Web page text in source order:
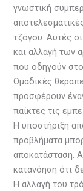
γνωστική
τζόγου. Αυτές
και αλλαγή των
που οδηγούν
Ομαδικές
προσφέρουν
παίκτες τις
Η υποστήριξη
προβλήματα
αποκατάσταση.
κατανόηση ότι
Η αλλαγή του